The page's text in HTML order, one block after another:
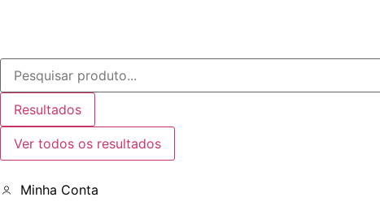
Resultados
Ver todos os resultados
Minha Conta